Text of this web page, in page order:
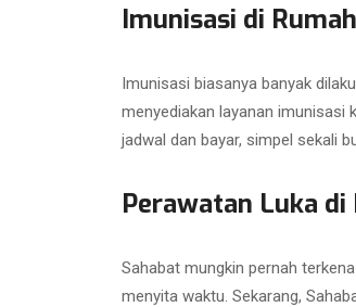
Imunisasi di
Imunisasi biasanya banyak
menyediakan layanan imunisasi
jadwal dan bayar, simpel sekali
Perawatan Luka
Sahabat mungkin pernah
menyita waktu. Sekarang,